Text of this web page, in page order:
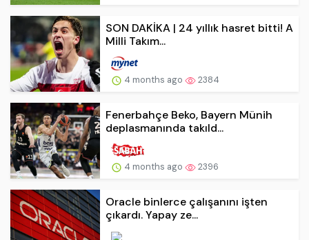
SON DAKİKA | 24 yıllık hasret bitti! A
Milli Takım...
4 months ago 2384
Fenerbahçe Beko, Bayern Münih
deplasmanında takıld...
4 months ago 2396
Oracle binlerce çalışanını işten
çıkardı. Yapay ze...